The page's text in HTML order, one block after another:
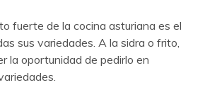
fuerte de la cocina asturiana es el
sus variedades. A la sidra o frito,
la oportunidad de pedirlo en